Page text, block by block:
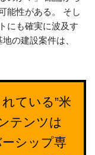
能性がある。 そし
にも確実に波及す
の建設案件は、
ている”米
テンツは
シップ専